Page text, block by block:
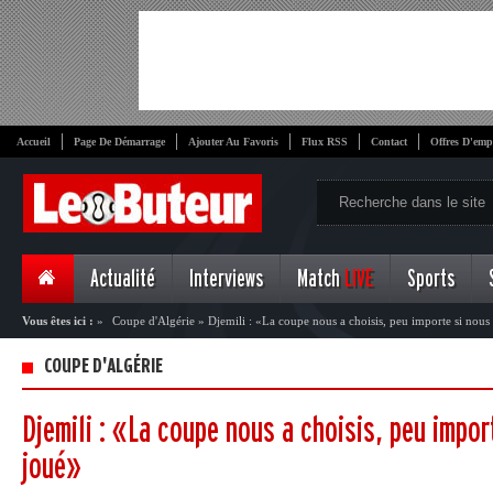
Accueil Page De Démarrage Ajouter Au Favoris Flux RSS Contact Offres
Actualité Interviews Match LIVE Sports
Vous êtes ici : » Coupe d'Algérie » Djemili : «La coupe nous a choisis, peu importe si
COUPE D'ALGÉRIE
Djemili : «La coupe nous a choisis, peu
joué»